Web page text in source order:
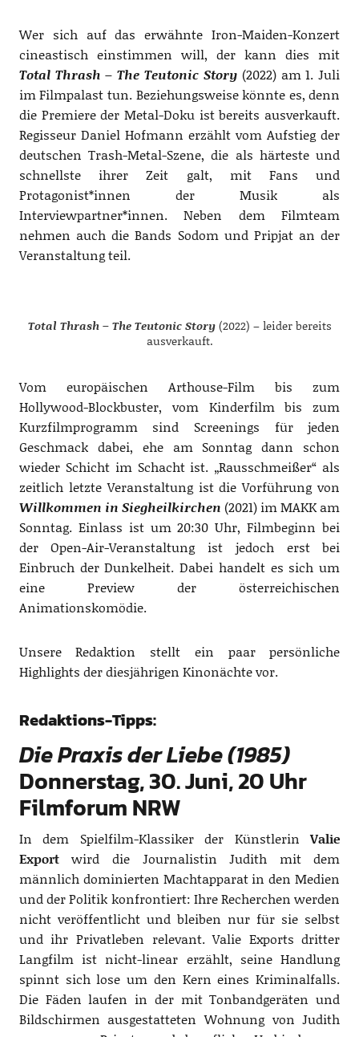
Wer sich auf das erwähnte Iron-Maiden-Konzert
cineastisch einstimmen will, der kann dies mit
Total Thrash – The Teutonic Story(2022) am 1. Juli
im Filmpalast tun. Beziehungsweise könnte es, denn
die Premiere der Metal-Doku ist bereits ausverkauft.
Regisseur Daniel Hofmann erzählt vom Aufstieg der
deutschen Trash-Metal-Szene, die als härteste und
schnellste ihrer Zeit galt, mit Fans und
Protagonist*innen der Musik als
Interviewpartner*innen. Neben dem Filmteam
nehmen auch die Bands Sodom und Pripjat an der
Veranstaltung teil.
Total Thrash – The Teutonic Story(2022) – leider bereits
ausverkauft.
Vom europäischen Arthouse-Film bis zum
Hollywood-Blockbuster, vom Kinderfilm bis zum
Kurzfilmprogramm sind Screenings für jeden
Geschmack dabei, ehe am Sonntag dann schon
wieder Schicht im Schacht ist. „Rausschmeißer“ als
zeitlich letzte Veranstaltung ist die Vorführung von
Willkommen in Siegheilkirchen (2021) im MAKK am
Sonntag. Einlass ist um 20:30 Uhr, Filmbeginn bei
der Open-Air-Veranstaltung ist jedoch erst bei
Einbruch der Dunkelheit. Dabei handelt es sich um
eine Preview der österreichischen
Animationskomödie.
Unsere Redaktion stellt ein paar persönliche
Highlights der diesjährigen Kinonächte vor.
Redaktions-Tipps:
Die Praxis der Liebe (1985)
Donnerstag, 30. Juni, 20 Uhr
Filmforum NRW
In dem Spielfilm-Klassiker der KünstlerinValie
Exportwird die Journalistin Judith mit dem
männlich dominierten Machtapparat in den Medien
und der Politik konfrontiert: Ihre Recherchen werden
nicht veröffentlicht und bleiben nur für sie selbst
und ihr Privatleben relevant. Valie Exports dritter
Langfilm ist nicht-linear erzählt, seine Handlung
spinnt sich lose um den Kern eines Kriminalfalls.
Die Fäden laufen in der mit Tonbandgeräten und
Bildschirmen ausgestatteten Wohnung von Judith